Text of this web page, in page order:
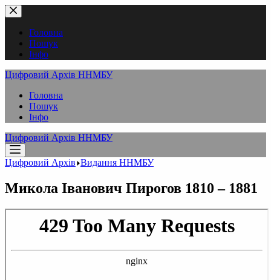
Перейти
до
вмістуГоловна
Пошук
Інфо
Цифровий Архів ННМБУ
Головна
Пошук
Інфо
Цифровий Архів ННМБУ
Цифровий Архів Видання ННМБУ
Микола Іванович Пирогов 1810 – 1881